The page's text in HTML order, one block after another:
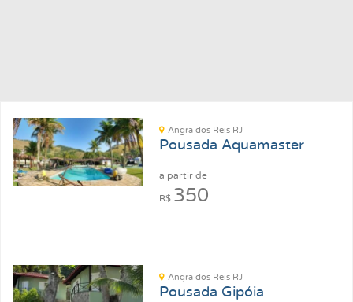
Angra dos Reis RJ
Pousada Aquamaster
a partir de
R$ 350
Angra dos Reis RJ
Pousada Gipóia